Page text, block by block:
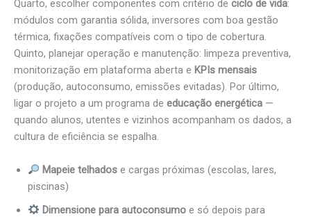
Quarto, escolher componentes com critério de ciclo de vida:
módulos com garantia sólida, inversores com boa gestão
térmica, fixações compatíveis com o tipo de cobertura.
Quinto, planejar operação e manutenção: limpeza preventiva,
monitorização em plataforma aberta e KPIs mensais
(produção, autoconsumo, emissões evitadas). Por último,
ligar o projeto a um programa de educação energética —
quando alunos, utentes e vizinhos acompanham os dados, a
cultura de eficiência se espalha.
Mapeie telhadose cargas próximas (escolas, lares,
piscinas)
Dimensione para autoconsumoe só depois para